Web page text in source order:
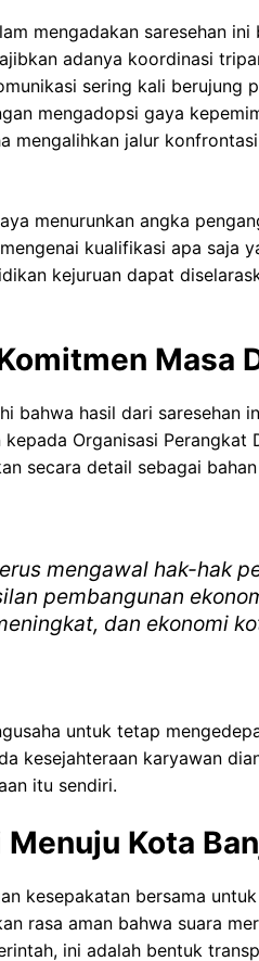
mengadakan saresehan
adanya koordinasi
sering kali berujung
mengadopsi gaya
mengalihkan jalur
menurunkan angka
kualifikasi apa saja
kejuruan dapat
Masa
bahwa hasil dari saresehan
Organisasi Perangkat
secara detail sebagai
mengawal hak-hak
pembangunan
dan ekonomi
untuk tetap
kesejahteraan karyawan
itu sendiri.
Kota
kesepakatan bersama
rasa aman bahwa suara
ini adalah bentuk